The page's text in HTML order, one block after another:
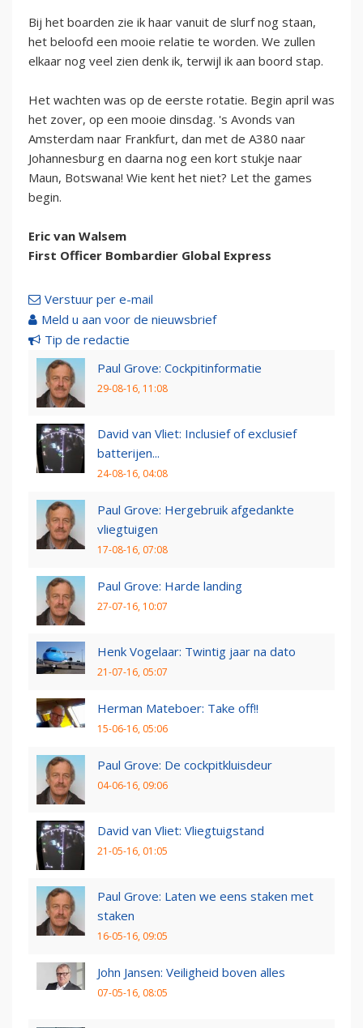
Bij het boarden zie ik haar vanuit de slurf nog staan,
het beloofd een mooie relatie te worden. We zullen
elkaar nog veel zien denk ik, terwijl ik aan boord stap.
Het wachten was op de eerste rotatie. Begin april was
het zover, op een mooie dinsdag. 's Avonds van
Amsterdam naar Frankfurt, dan met de A380 naar
Johannesburg en daarna nog een kort stukje naar
Maun, Botswana! Wie kent het niet? Let the games
begin.
Eric van Walsem
First Officer Bombardier Global Express
Verstuur per e-mail
Meld u aan voor de nieuwsbrief
Tip de redactie
Paul Grove: Cockpitinformatie
29-08-16, 11:08
David van Vliet: Inclusief of exclusief
batterijen...
24-08-16, 04:08
Paul Grove: Hergebruik afgedankte
vliegtuigen
17-08-16, 07:08
Paul Grove: Harde landing
27-07-16, 10:07
Henk Vogelaar: Twintig jaar na dato
21-07-16, 05:07
Herman Mateboer: Take off!!
15-06-16, 05:06
Paul Grove: De cockpitkluisdeur
04-06-16, 09:06
David van Vliet: Vliegtuigstand
21-05-16, 01:05
Paul Grove: Laten we eens staken met
staken
16-05-16, 09:05
John Jansen: Veiligheid boven alles
07-05-16, 08:05